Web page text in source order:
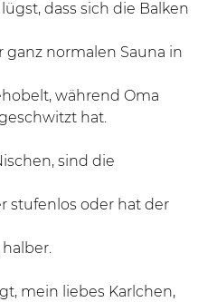
dass sich die Balken
ganz normalen Sauna in
während Oma
hat.
sind die
stufenlos oder hat der
mein liebes Karlchen,